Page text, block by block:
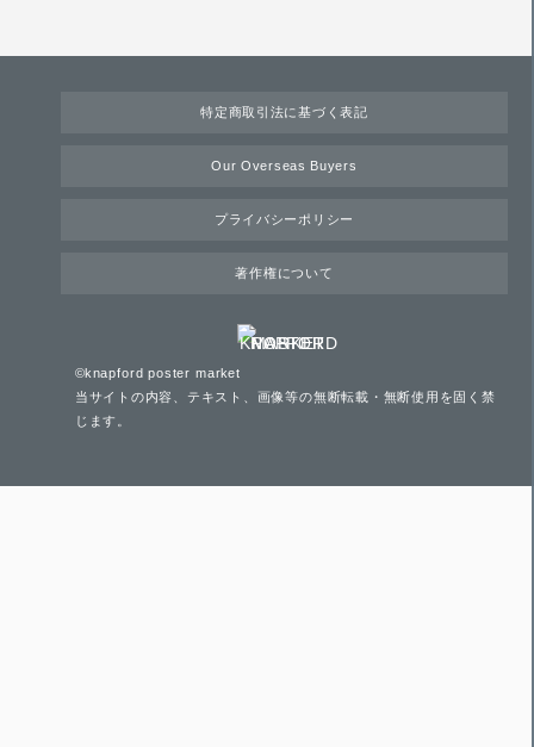
特定商取引法に基づく表記
Our Overseas Buyers
プライバシーポリシー
著作権について
©knapford poster market
当サイトの内容、テキスト、画像等の無断転載・無断使用を固く禁
じます。